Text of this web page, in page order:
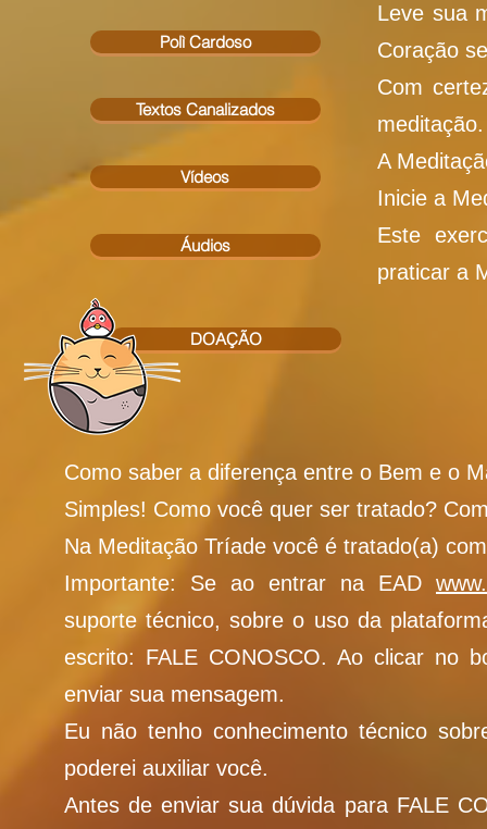
Leve sua
Coração
Com
meditação.
A
Inicie a
Este
praticar a
Como saber a diferença entre o Bem e o
Simples! Como você quer ser tratado?
Na Meditação Tríade você é tratado(a)
Importante: Se ao entrar na EAD
suporte técnico, sobre o uso da
escrito: FALE CONOSCO. Ao clicar no
enviar sua mensagem.
Eu não tenho conhecimento técnico
poderei auxiliar você.
Antes de enviar sua dúvida para FALE
DOAÇÃO
Áudios
Vídeos
Textos Canalizados
Polì Cardoso